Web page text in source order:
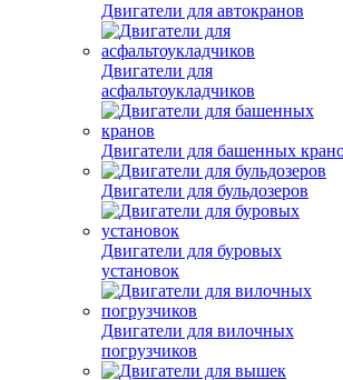
Двигатели для автокранов
Двигатели для
асфальтоукладчиков
Двигатели для башенных
Двигатели для бульдозеров
Двигатели для буровых
установок
Двигатели для вилочных
погрузчиков